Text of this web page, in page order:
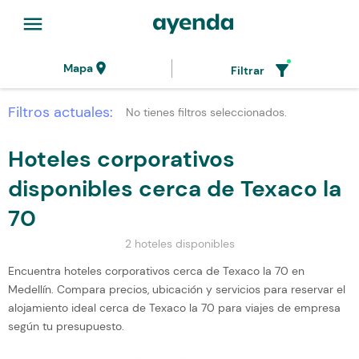
menu
Mapalocation_on Filtrar filter_alt
Filtros actuales: No tienes filtros seleccionados.
Hoteles corporativos
disponibles cerca de Texaco la
70
2 hoteles disponibles
Encuentra hoteles corporativos cerca de Texaco la 70 en
Medellín. Compara precios, ubicación y servicios para reservar el
alojamiento ideal cerca de Texaco la 70 para viajes de empresa
según tu presupuesto.